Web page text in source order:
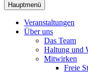
Hauptmenü
Veranstaltungen
Über uns
Das Team
Haltung und
Mitwirken
Freie